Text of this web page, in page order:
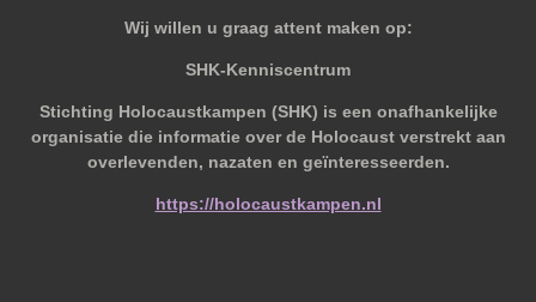
Wij willen u graag attent maken op:
SHK-Kenniscentrum
Stichting Holocaustkampen (SHK) is een onafhankelijke
organisatie die informatie over de Holocaust verstrekt aan
overlevenden, nazaten en geïnteresseerden.
https://holocaustkampen.nl